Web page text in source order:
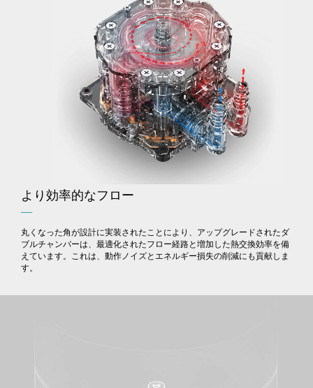
より効率的なフロー
―
丸くなった角が設計に実装されたことにより、アップグレードされたダ
ブルチャンバーは、最適化されたフロー経路と増加した熱交換効率を備
えています。これは、動作ノイズとエネルギー損失の削減にも貢献しま
す。